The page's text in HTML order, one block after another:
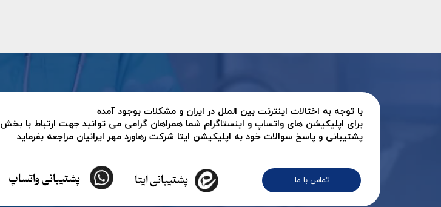
تماس با ما
با توجه به اختالات اینترنت بین الملل در ایران و مشکلات بوجود آمده
برای اپلیکیشن های واتساپ و اینستاگرام شما همراهان گرامی می توانید جهت ارتباط با بخش
پشتیبانی و پاسخ سوالات خود به اپلیکیشن ایتا شرکت رهاورد مهر ایرانیان مراجعه بفرماید
پشتیبانی ایتا پشتیبانی واتساپ